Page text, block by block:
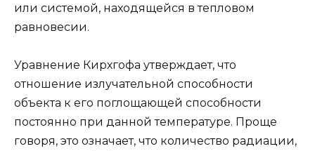
или системой, находящейся в тепловом
равновесии.
Уравнение Кирхгофа утверждает, что
отношение излучательной способности
объекта к его поглощающей способности
постоянно при данной температуре. Проще
говоря, это означает, что количество радиации,